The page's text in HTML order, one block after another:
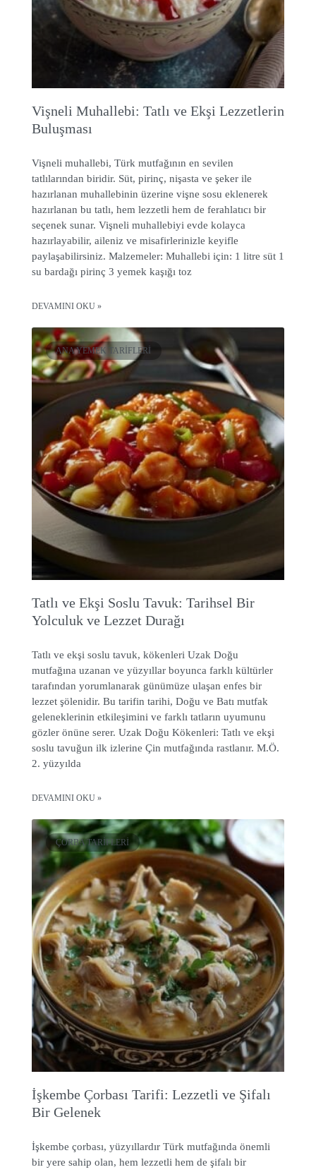
Vişneli Muhallebi: Tatlı ve Ekşi Lezzetlerin
Buluşması
Vişneli muhallebi, Türk mutfağının en sevilen
tatlılarından biridir. Süt, pirinç, nişasta ve şeker ile
hazırlanan muhallebinin üzerine vişne sosu eklenerek
hazırlanan bu tatlı, hem lezzetli hem de ferahlatıcı bir
seçenek sunar. Vişneli muhallebiyi evde kolayca
hazırlayabilir, aileniz ve misafirlerinizle keyifle
paylaşabilirsiniz. Malzemeler: Muhallebi için: 1 litre süt 1
su bardağı pirinç 3 yemek kaşığı toz
DEVAMINI OKU »
ANA YEMEK TARIFLERI
Tatlı ve Ekşi Soslu Tavuk: Tarihsel Bir
Yolculuk ve Lezzet Durağı
Tatlı ve ekşi soslu tavuk, kökenleri Uzak Doğu
mutfağına uzanan ve yüzyıllar boyunca farklı kültürler
tarafından yorumlanarak günümüze ulaşan enfes bir
lezzet şölenidir. Bu tarifin tarihi, Doğu ve Batı mutfak
geleneklerinin etkileşimini ve farklı tatların uyumunu
gözler önüne serer. Uzak Doğu Kökenleri: Tatlı ve ekşi
soslu tavuğun ilk izlerine Çin mutfağında rastlanır. M.Ö.
2. yüzyılda
DEVAMINI OKU »
ÇORBA TARIFLERI
İşkembe Çorbası Tarifi: Lezzetli ve Şifalı
Bir Gelenek
İşkembe çorbası, yüzyıllardır Türk mutfağında önemli
bir yere sahip olan, hem lezzetli hem de şifalı bir